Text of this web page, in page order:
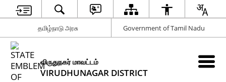
தமிழ்நாடு அரசு Government of Tamil Nadu
விருதுநகர் மாவட்டம்
VIRUDHUNAGAR DISTRICT